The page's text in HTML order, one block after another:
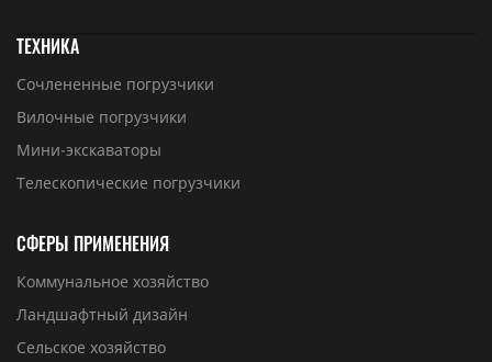
ТЕХНИКА
Сочлененные погрузчики
Вилочные погрузчики
Мини-экскаваторы
Телескопические погрузчики
СФЕРЫ ПРИМЕНЕНИЯ
Коммунальное хозяйство
Ландшафтный дизайн
Сельское хозяйство